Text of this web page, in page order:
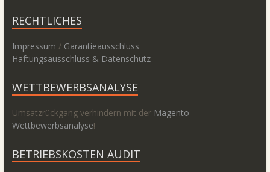
RECHTLICHES
Impressum / Garantieausschluss
Haftungsausschluss & Datenschutz
WETTBEWERBSANALYSE
Umsatzrückgang verhindern mit der Magento
Wettbewerbsanalyse!
BETRIEBSKOSTEN AUDIT